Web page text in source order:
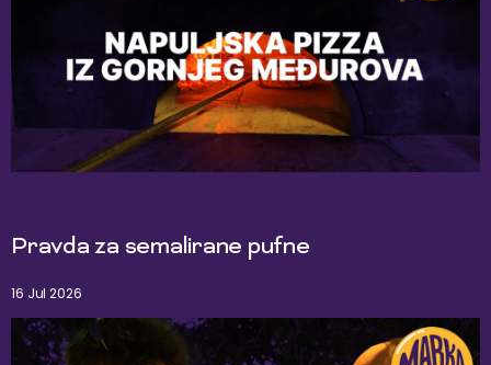
Pravda za semalirane pufne
16 Jul 2026